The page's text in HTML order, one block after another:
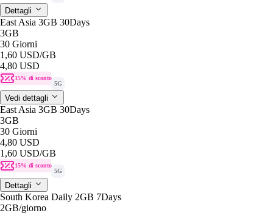
Dettagli
East Asia 3GB 30Days
3GB
30 Giorni
1,60 USD/GB
4,80 USD
15% di sconto
5G
Vedi dettagli
East Asia 3GB 30Days
3GB
30 Giorni
4,80 USD
1,60 USD/GB
15% di sconto
5G
Dettagli
South Korea Daily 2GB 7Days
2GB/giorno